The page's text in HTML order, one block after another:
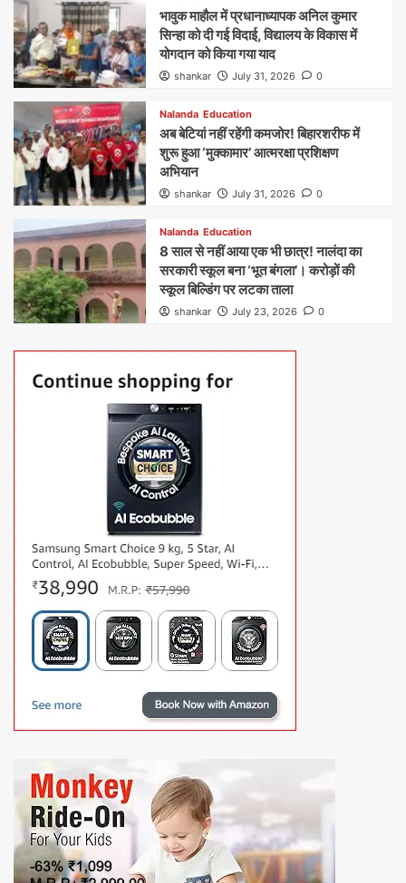
भावुक माहौल में प्रधानाध्यापक अनिल कुमार
सिन्हा को दी गई विदाई, विद्यालय के विकास में
योगदान को किया गया याद
shankar July 31, 2026 0
Nalanda Education
अब बेटियां नहीं रहेंगी कमजोर! बिहारशरीफ में
शुरू हुआ ‘मुक्कामार’ आत्मरक्षा प्रशिक्षण
अभियान
shankar July 31, 2026 0
Nalanda Education
8 साल से नहीं आया एक भी छात्र! नालंदा का
सरकारी स्कूल बना ‘भूत बंगला’। करोड़ों की
स्कूल बिल्डिंग पर लटका ताला
shankar July 23, 2026 0